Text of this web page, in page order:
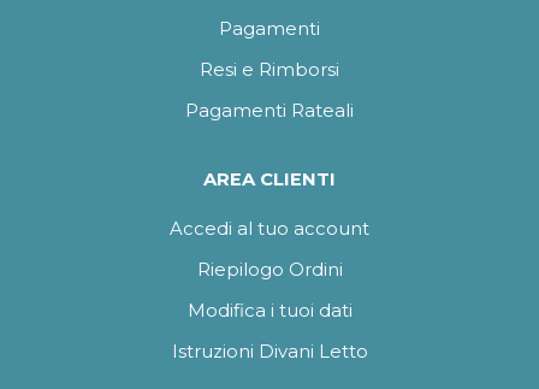
Pagamenti
Resi e Rimborsi
Pagamenti Rateali
AREA CLIENTI
Accedi al tuo account
Riepilogo Ordini
Modifica i tuoi dati
Istruzioni Divani Letto